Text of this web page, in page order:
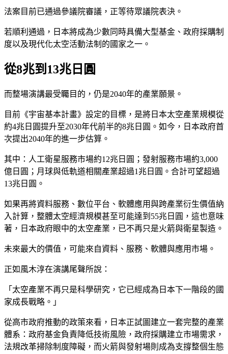
法案目前已通過參議院審議，正等待眾議院表決。
若順利通過，日本將成為少數同時具備大型基金、政府採購制
度以及現代化太空活動法制的國家之一。
從8兆到13兆日圓
而整場演講最受矚目的，仍是2040年的產業願景。
目前《宇宙基本計畫》設定的目標，是將日本太空產業規模從
約4兆日圓提升至2030年代前半的8兆日圓。如今，日本政府首
次提出2040年的進一步估算。
其中：人工衛星服務市場約12兆日圓；發射服務市場約3,000
億日圓；月球與低軌道相關產業超過1兆日圓。合計可望超過
13兆日圓。
如果再將資料服務、數位平台、軟體應用與跨產業衍生價值納
入計算，整體太空經濟規模甚至可能達到55兆日圓，這也意味
著，日本政府眼中的太空產業，已不再只是火箭與衛星製造。
未來最大的價值，可能來自資料、服務、軟體與應用市場。
正如風木淳在演講尾聲所說：
「太空產業不再只是科學研究，它已經成為日本下一階段的國
家成長戰略。」
從高市政府推動的政策來看，日本正試圖建立一套完整的產業
體系：政府基金負責降低技術風險，政府採購建立市場需求，
法規改革掃除制度障礙，而火箭與發射場則成為支撐整個生態